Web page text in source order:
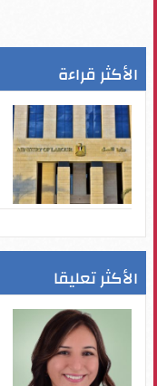
الأكثر قراءة
الأكثر تعليقا